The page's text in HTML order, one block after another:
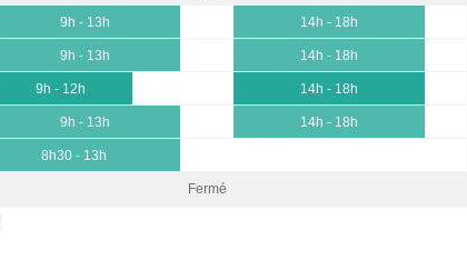
9h - 13h 14h - 18h
9h - 13h 14h - 18h
9h - 12h 14h - 18h
9h - 13h 14h - 18h
8h30 - 13h
Fermé